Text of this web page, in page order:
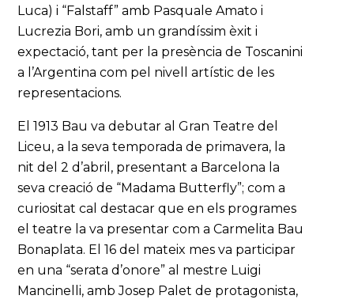
Luca) i “Falstaff” amb Pasquale Amato i
Lucrezia Bori, amb un grandíssim èxit i
expectació, tant per la presència de Toscanini
a l’Argentina com pel nivell artístic de les
representacions.
El 1913 Bau va debutar al Gran Teatre del
Liceu, a la seva temporada de primavera, la
nit del 2 d’abril, presentant a Barcelona la
seva creació de “Madama Butterfly”; com a
curiositat cal destacar que en els programes
el teatre la va presentar com a Carmelita Bau
Bonaplata. El 16 del mateix mes va participar
en una “serata d’onore” al mestre Luigi
Mancinelli, amb Josep Palet de protagonista,